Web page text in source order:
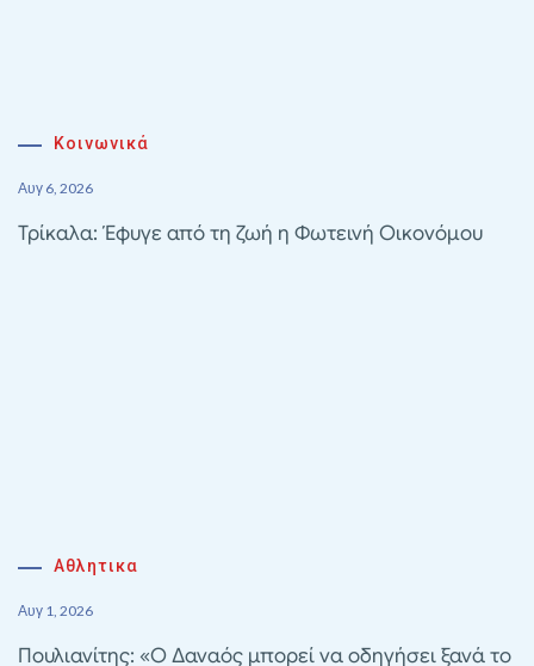
Κοινωνικά
Αυγ 6, 2026
Τρίκαλα: Έφυγε από τη ζωή η Φωτεινή Οικονόμου
Αθλητικα
Αυγ 1, 2026
Πουλιανίτης: «Ο Δαναός μπορεί να οδηγήσει ξανά το